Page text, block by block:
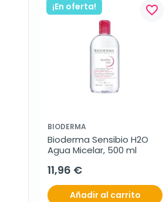
¡En oferta! favorite_border
BIODERMA
Bioderma Sensibio H2O
Agua Micelar, 500 ml
11,96 €
Añadir al carrito